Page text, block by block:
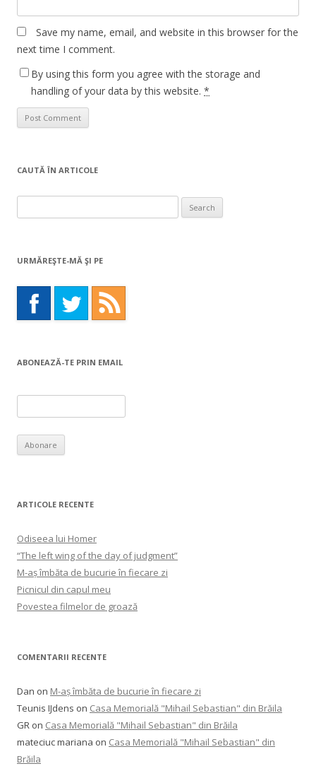
Save my name, email, and website in this browser for the
next time I comment.
By using this form you agree with the storage and
handling of your data by this website. *
CAUTĂ ÎN ARTICOLE
for:
URMĂREŞTE-MĂ ŞI PE
ABONEAZĂ-TE PRIN EMAIL
ARTICOLE RECENTE
Odiseea lui Homer
“The left wing of the day of judgment”
M-aș îmbăta de bucurie în fiecare zi
Picnicul din capul meu
Povestea filmelor de groază
COMENTARII RECENTE
Dan on M-aș îmbăta de bucurie în fiecare zi
Teunis IJdens on Casa Memorială "Mihail Sebastian" din Brăila
GR on Casa Memorială "Mihail Sebastian" din Brăila
mateciuc mariana on Casa Memorială "Mihail Sebastian" din
Brăila